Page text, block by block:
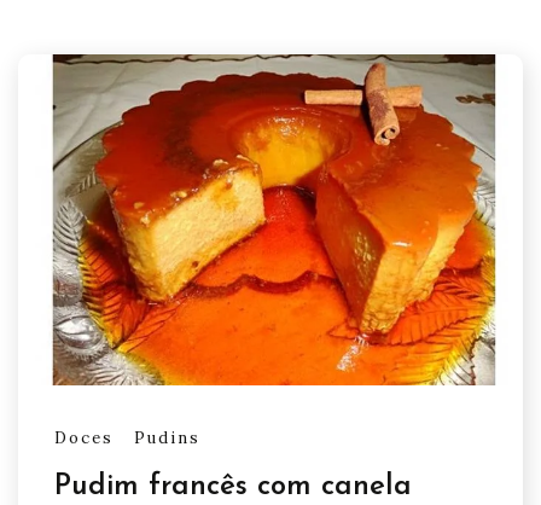
Doces Pudins
Pudim francês com canela